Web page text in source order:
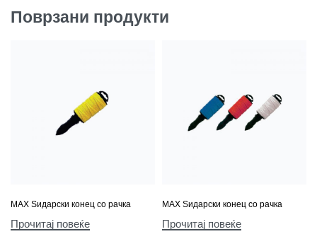
Поврзани продукти
МАХ Ѕидарски конец со рачка
Прочитај повеќе
МАХ Ѕидарски конец со рачка
Прочитај повеќе